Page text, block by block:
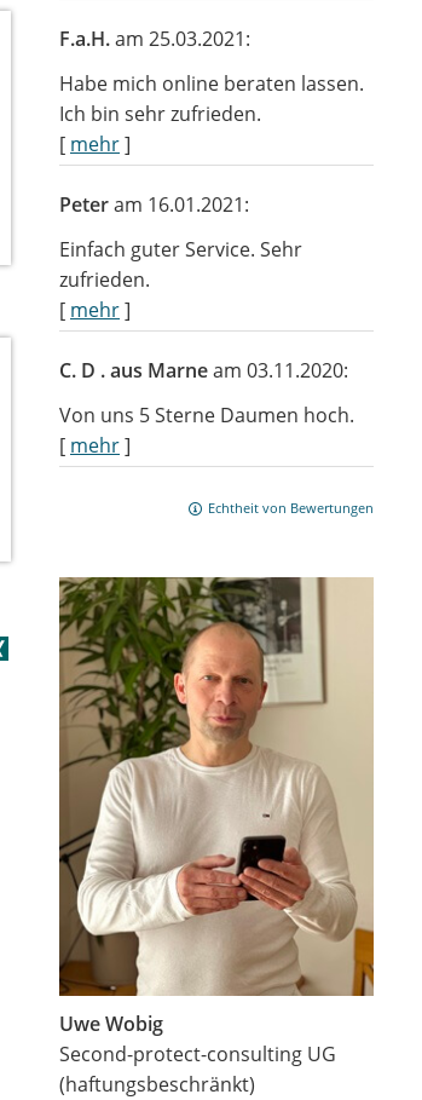
F.a.H.am 25.03.2021:
Habe mich online beraten lassen.
Ich bin sehr zufrieden.
[ mehr]
Peteram 16.01.2021:
Einfach guter Service. Sehr
zufrieden.
[ mehr]
C. D . aus Marneam 03.11.2020:
Von uns 5 Sterne Daumen hoch.
[ mehr]
Echtheit von Bewertungen
Uwe Wobig
Second-protect-consulting UG
(haftungsbeschränkt)